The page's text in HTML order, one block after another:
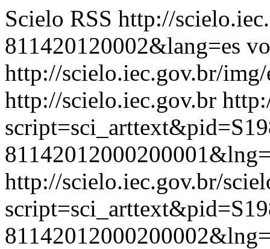
Scielo RSS http://
811420120002&lang=es
http://scielo.iec.gov.br/
http://scielo.iec.gov.br
http://scielo.iec.gov.br/